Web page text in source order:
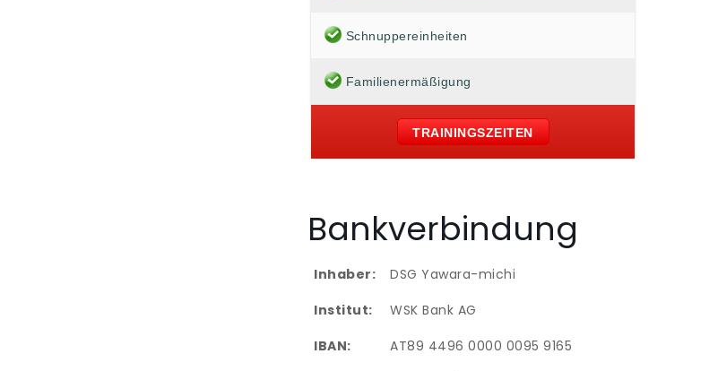
Schnuppereinheiten
Familienermäßigung
TRAININGSZEITEN
Bankverbindung
Inhaber:
DSG Yawara-michi
Institut:
WSK Bank AG
IBAN:
AT89 4496 0000 0095 9165